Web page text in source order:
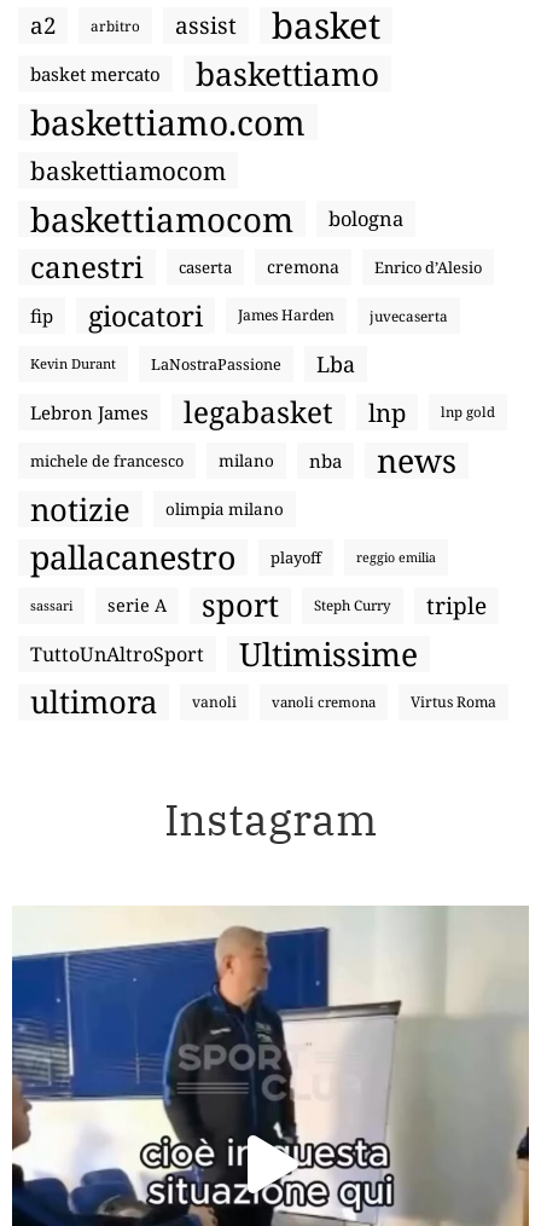
a2 arbitro assist basket
basket mercato baskettiamo
baskettiamo.com
baskettiamocom
baskettiamocom bologna
canestri caserta cremona Enrico d’Alesio
fip giocatori James Harden juvecaserta
Kevin Durant LaNostraPassione Lba
Lebron James legabasket lnp lnp gold
michele de francesco milano nba news
notizie olimpia milano
pallacanestro playoff reggio emilia
sassari serie A sport Steph Curry triple
TuttoUnAltroSport Ultimissime
ultimora vanoli vanoli cremona Virtus Roma
Instagram